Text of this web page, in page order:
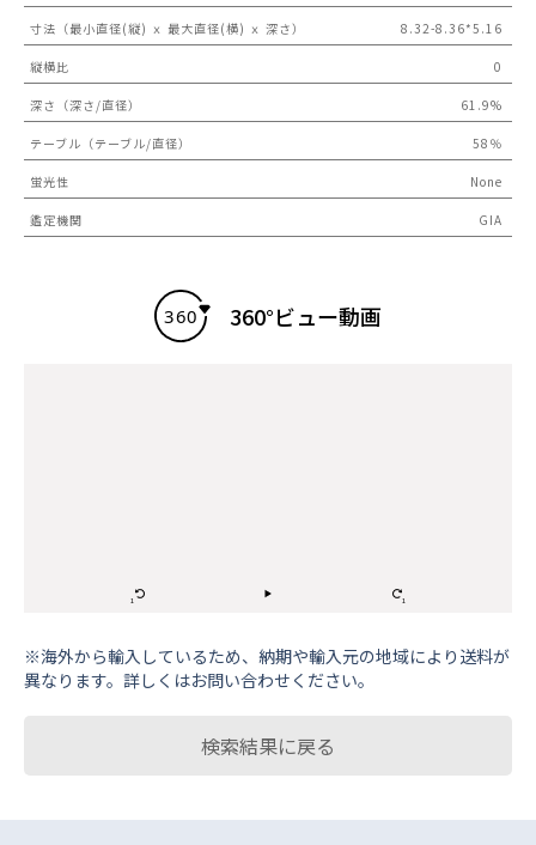
寸法（最小直径(縦) ｘ 最大直径(横) ｘ 深さ） 8.32-8.36*5.16
縦横比 0
深さ（深さ/直径） 61.9%
テーブル（テーブル/直径） 58％
蛍光性 None
鑑定機関 GIA
360°ビュー動画
※海外から輸⼊しているため、納期や輸⼊元の地域により送料が
異なります。詳しくはお問い合わせください。
検索結果に戻る